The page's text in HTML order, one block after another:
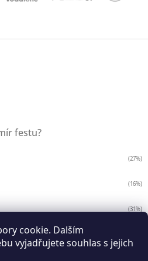
cookie. Dalším
vyjadřujete souhlas s jejich
festu?
(27%)
(16%)
(31%)